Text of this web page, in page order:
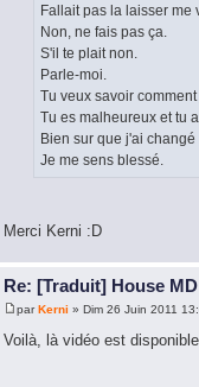
Fallait pas la laisser me
Non, ne fais pas ça.
S'il te plait non.
Parle-moi.
Tu veux savoir
Tu es malheureux et tu
Bien sur que j'ai changé
Je me sens blessé.
Merci Kerni :D
Re: [Traduit] House
parKerni » Dim 26 Juin 2011
Voilà, là vidéo est